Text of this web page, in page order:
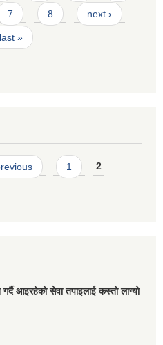
7 8 next ›
last »
1 2
आइरहेको सेवा तपाइलाई कस्तो लाग्यो